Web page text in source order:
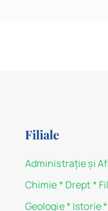
Filiale
Administraţie şi
Chimie* Drept*
Geologie* Istorie*